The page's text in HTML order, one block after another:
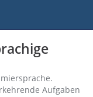
Aufgaben